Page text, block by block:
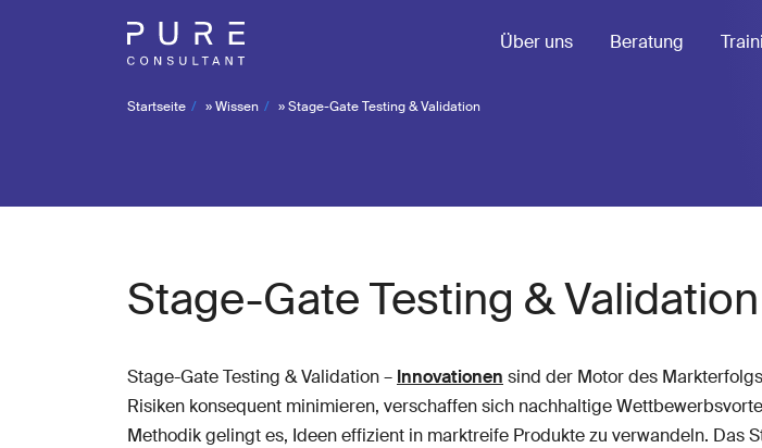
Über uns Beratung
Startseite »Wissen »Stage-Gate Testing & Validation
Stage-Gate Testing & Validation
Stage-Gate Testing & Validation – Innovationen sind der Motor des
Risiken konsequent minimieren, verschaffen sich nachhaltige
Methodik gelingt es, Ideen effizient in marktreife Produkte zu verwandeln.